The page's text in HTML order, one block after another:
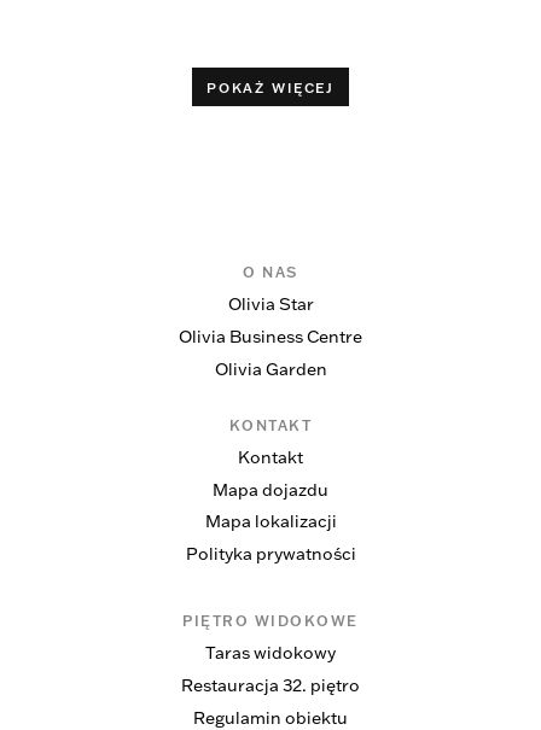
POKAŻ WIĘCEJ
O NAS
Olivia Star
Olivia Business Centre
Olivia Garden
KONTAKT
Kontakt
Mapa dojazdu
Mapa lokalizacji
Polityka prywatności
PIĘTRO WIDOKOWE
Taras widokowy
Restauracja 32. piętro
Regulamin obiektu